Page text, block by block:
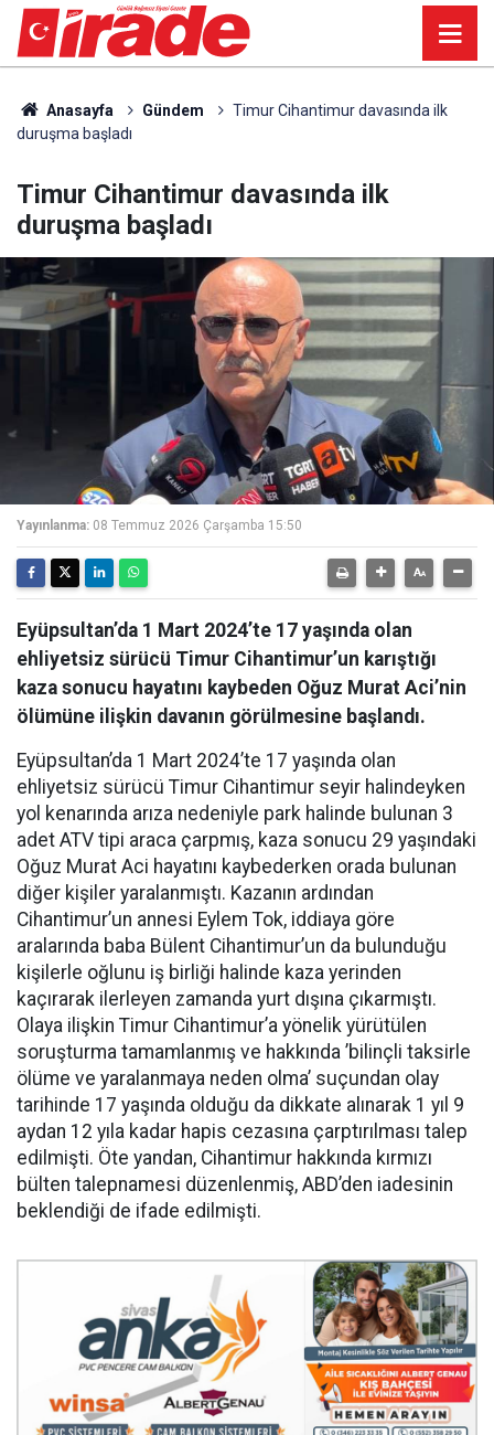
Anasayfa Gündem
Timur Cihantimur davasında ilk
duruşma başladı
Timur Cihantimur davasında ilk
duruşma başladı
Yayınlanma: 08 Temmuz 2026 Çarşamba 15:50
Eyüpsultan’da 1 Mart 2024’te 17 yaşında olan
ehliyetsiz sürücü Timur Cihantimur’un karıştığı
kaza sonucu hayatını kaybeden Oğuz Murat Aci’nin
ölümüne ilişkin davanın görülmesine başlandı.
Eyüpsultan’da 1 Mart 2024’te 17 yaşında olan
ehliyetsiz sürücü Timur Cihantimur seyir halindeyken
yol kenarında arıza nedeniyle park halinde bulunan 3
adet ATV tipi araca çarpmış, kaza sonucu 29 yaşındaki
Oğuz Murat Aci hayatını kaybederken orada bulunan
diğer kişiler yaralanmıştı. Kazanın ardından
Cihantimur’un annesi Eylem Tok, iddiaya göre
aralarında baba Bülent Cihantimur’un da bulunduğu
kişilerle oğlunu iş birliği halinde kaza yerinden
kaçırarak ilerleyen zamanda yurt dışına çıkarmıştı.
Olaya ilişkin Timur Cihantimur’a yönelik yürütülen
soruşturma tamamlanmış ve hakkında ’bilinçli taksirle
ölüme ve yaralanmaya neden olma’ suçundan olay
tarihinde 17 yaşında olduğu da dikkate alınarak 1 yıl 9
aydan 12 yıla kadar hapis cezasına çarptırılması talep
edilmişti. Öte yandan, Cihantimur hakkında kırmızı
bülten talepnamesi düzenlenmiş, ABD’den iadesinin
beklendiği de ifade edilmişti.